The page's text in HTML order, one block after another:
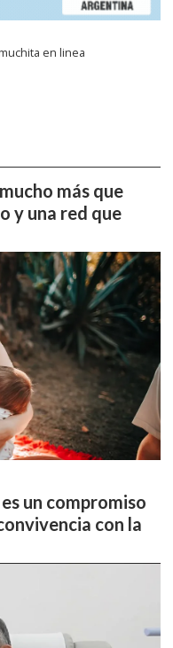
en linea
más que
y una red que
un compromiso
con la